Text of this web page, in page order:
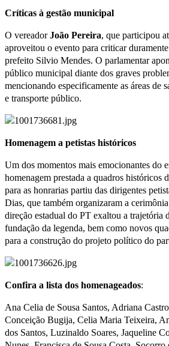
Críticas à gestão municipal
O vereadorJoão Pereira, que participou
aproveitou o evento para criticar
prefeito Silvio Mendes. O parlamentar
público municipal diante dos graves
mencionando especificamente as áreas de
e transporte público.
Homenagem a petistas históricos
Um dos momentos mais emocionantes do
homenagem prestada a quadros históricos
para as honrarias partiu das dirigentes
Dias, que também organizaram a
direção estadual do PT exaltou a trajetória
fundação da legenda, bem como novos
para a construção do projeto político do
Confira a lista dos homenageados:
Ana Celia de Sousa Santos, Adriana
Conceição Bugija, Celia Maria Teixeira,
dos Santos, Luzinaldo Soares, Jaqueline